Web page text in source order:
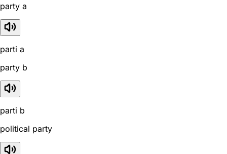
party a
parti a
party b
parti b
political party